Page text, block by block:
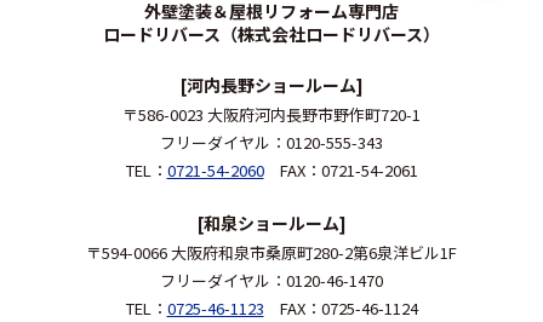
外壁塗装＆屋根リフォーム専門店
ロードリバース（株式会社ロードリバース）
[河内長野ショールーム]
〒586-0023 大阪府河内長野市野作町720-1
フリーダイヤル：0120-555-343
TEL： 0721-54-2060FAX：0721-54-2061
[和泉ショールーム]
〒594-0066 大阪府和泉市桑原町280-2第6泉洋ビル1F
フリーダイヤル：0120-46-1470
TEL： 0725-46-1123 FAX：0725-46-1124